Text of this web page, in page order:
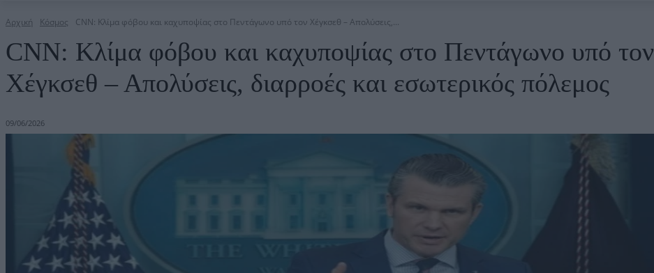
Αρχική Κόσμος CNN: Κλίμα φόβου και καχυποψίας στο Πεντάγωνο υπό τον Χέγκσεθ – Απολύσεις,...
CNN: Κλίμα φόβου και καχυποψίας στο Πεντάγωνο υπό τον
Χέγκσεθ – Απολύσεις, διαρροές και εσωτερικός πόλεμος
09/06/2026